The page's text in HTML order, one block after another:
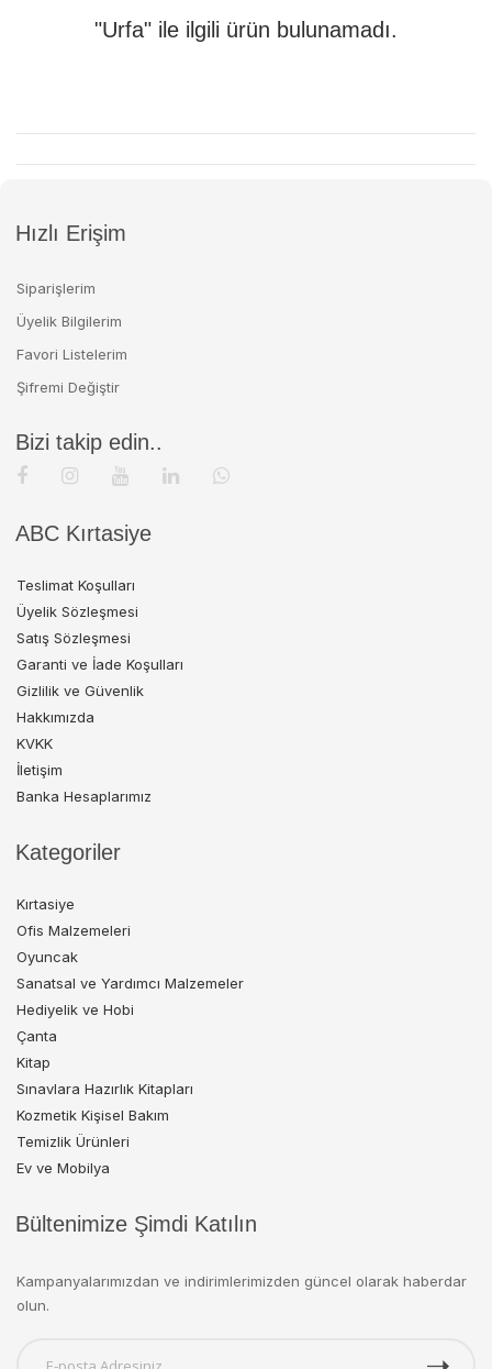
"Urfa" ile ilgili ürün bulunamadı.
Hızlı Erişim
Siparişlerim
Üyelik Bilgilerim
Favori Listelerim
Şifremi Değiştir
Bizi takip edin..
ABC Kırtasiye
Teslimat Koşulları
Üyelik Sözleşmesi
Satış Sözleşmesi
Garanti ve İade Koşulları
Gizlilik ve Güvenlik
Hakkımızda
KVKK
İletişim
Banka Hesaplarımız
Kategoriler
Kırtasiye
Ofis Malzemeleri
Oyuncak
Sanatsal ve Yardımcı Malzemeler
Hediyelik ve Hobi
Çanta
Kitap
Sınavlara Hazırlık Kitapları
Kozmetik Kişisel Bakım
Temizlik Ürünleri
Ev ve Mobilya
Bültenimize Şimdi Katılın
Kampanyalarımızdan ve indirimlerimizden güncel olarak haberdar
olun.